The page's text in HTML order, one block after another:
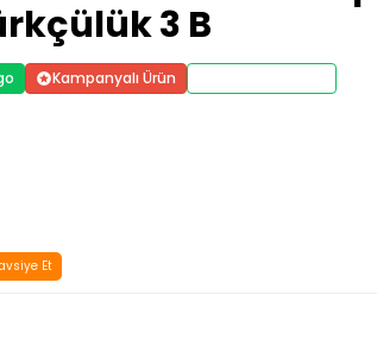
3 B
Kampanyalı Ürün
Et